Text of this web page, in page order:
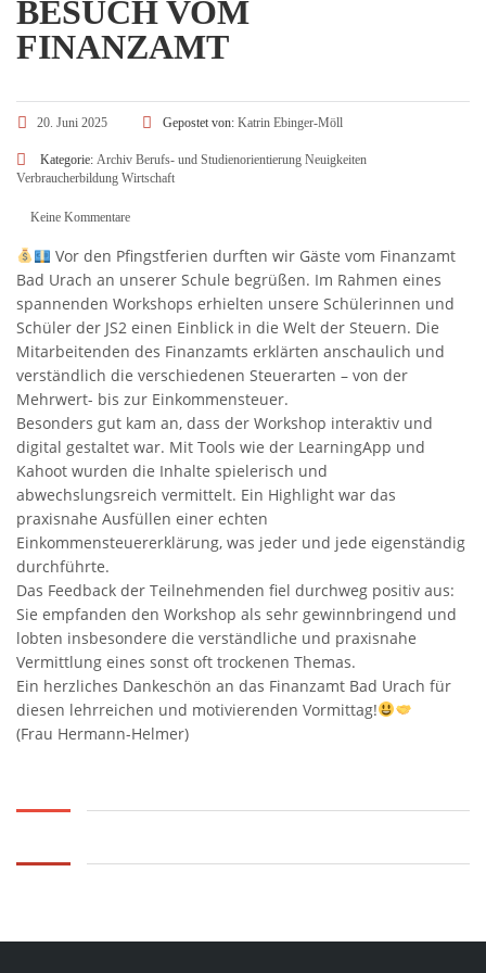
BESUCH VOM
FINANZAMT
20. Juni 2025 Gepostet von: Katrin Ebinger-Möll
Kategorie: Archiv Berufs- und Studienorientierung Neuigkeiten
Verbraucherbildung Wirtschaft
Keine Kommentare
Vor den Pfingstferien durften wir Gäste vom Finanzamt
Bad Urach an unserer Schule begrüßen. Im Rahmen eines
spannenden Workshops erhielten unsere Schülerinnen und
Schüler der JS2 einen Einblick in die Welt der Steuern. Die
Mitarbeitenden des Finanzamts erklärten anschaulich und
verständlich die verschiedenen Steuerarten – von der
Mehrwert- bis zur Einkommensteuer.
Besonders gut kam an, dass der Workshop interaktiv und
digital gestaltet war. Mit Tools wie der LearningApp und
Kahoot wurden die Inhalte spielerisch und
abwechslungsreich vermittelt. Ein Highlight war das
praxisnahe Ausfüllen einer echten
Einkommensteuererklärung, was jeder und jede eigenständig
durchführte.
Das Feedback der Teilnehmenden fiel durchweg positiv aus:
Sie empfanden den Workshop als sehr gewinnbringend und
lobten insbesondere die verständliche und praxisnahe
Vermittlung eines sonst oft trockenen Themas.
Ein herzliches Dankeschön an das Finanzamt Bad Urach für
diesen lehrreichen und motivierenden Vormittag!
(Frau Hermann-Helmer)